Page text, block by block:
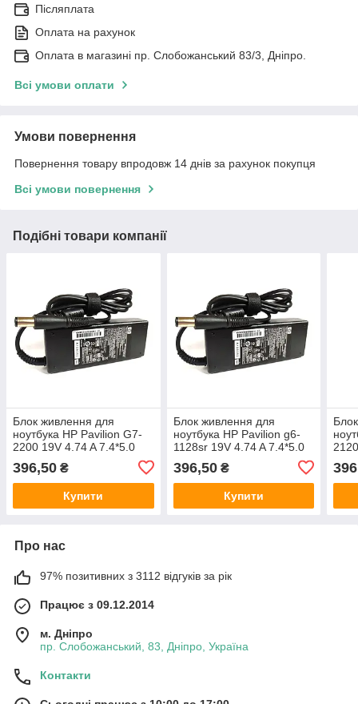
Післяплата
Оплата на рахунок
Оплата в магазині пр. Слобожанський 83/3, Дніпро.
Всі умови оплати
Умови повернення
Повернення товару впродовж 14 днів за рахунок покупця
Всі умови повернення
Подібні товари компанії
Блок живлення для
ноутбука HP Pavilion G7-
2200 19V 4.74 A 7.4*5.0
396,50 ₴
Купити
Блок живлення для
ноутбука HP Pavilion g6-
1128sr 19V 4.74 A 7.4*5.0
396,50₴
Купити
Про нас
97% позитивних з 3112 відгуків за рік
Працює з 09.12.2014
м. Дніпро
пр. Слобожанський, 83, Дніпро, Україна
Контакти